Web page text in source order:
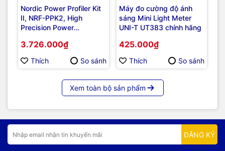
Nordic Power Profiler Kit
II, NRF-PPK2, High
Precision Power
Profiling Tool For
Embedded Development
3.726.000₫
Thích So sánh
Máy đo cường độ ánh
sáng Mini Light Meter
UNI-T UT383 chính hãng
425.000₫
Thích So sánh
Xem toàn bộ sản phẩm
ĐĂNG KÝ